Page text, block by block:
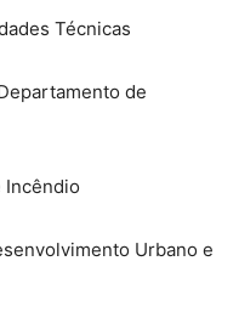
Técnicas
de
Incêndio
Urbano e